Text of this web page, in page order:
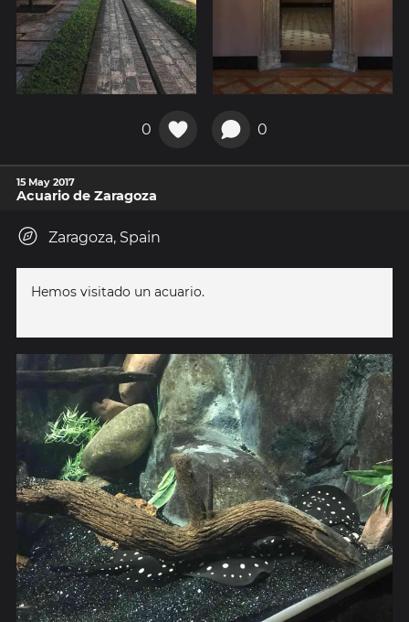
0 0
15 May 2017
Acuario de Zaragoza
Zaragoza, Spain
Hemos visitado un acuario.